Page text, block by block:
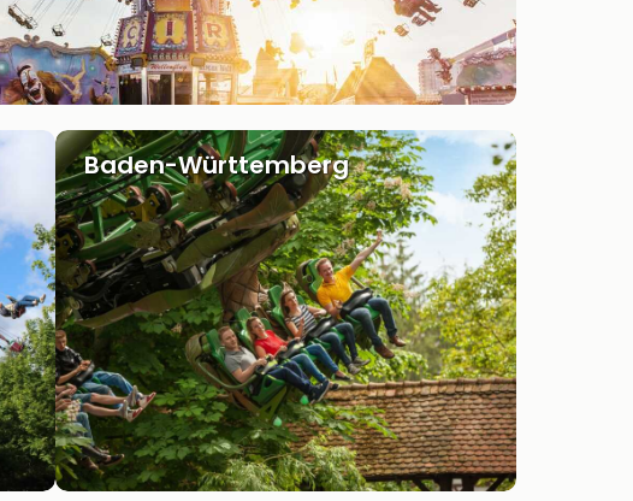
Baden-Württemberg